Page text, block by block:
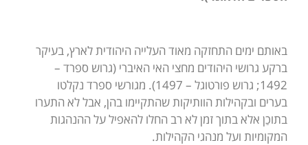
באותם ימים התחזקה מאוד העלייה היהודית לארץ, בעיקר
ברקע גרושי היהודים מחצי האי האיברי (גרוש ספרד –
1492; גרוש פורטוגל – 1497). מגורשי ספרד נקלטו
בערים ובקהילות הוותיקות שהתקיימו בהן, אבל לא התערו
בתוכַן אלא בתוך זמן לא רב החלו להאפיל על ההנהגות
המקומיות ועל מנהגי הקהילות.